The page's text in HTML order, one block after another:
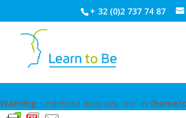
+ 32 (0)2 737 74 87
Warning: Undefined array key "ins" in /home/